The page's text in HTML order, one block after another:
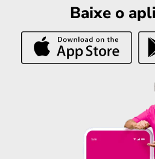
Baixe o